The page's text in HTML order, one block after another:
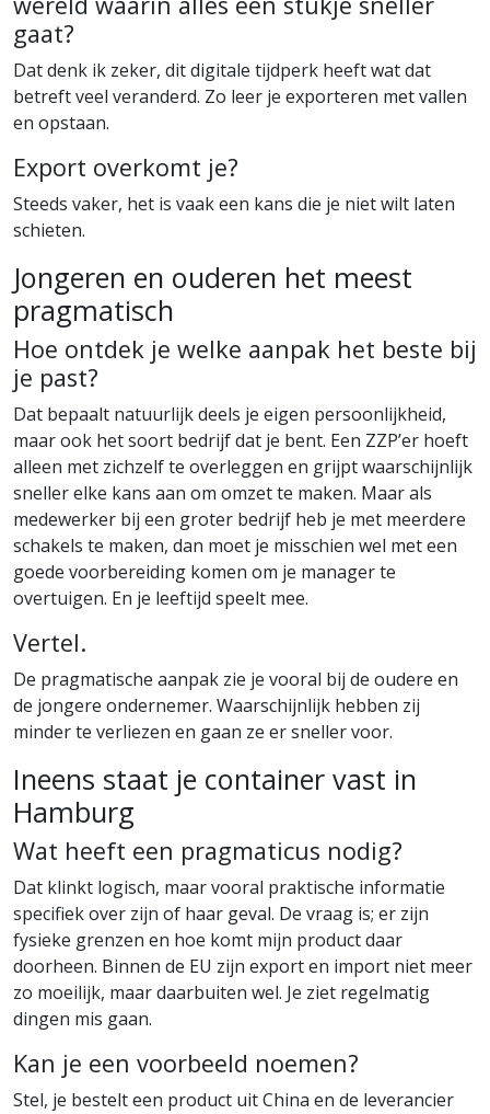
gaat?
Dat denk ik zeker, dit digitale tijdperk heeft wat dat
betreft veel veranderd. Zo leer je exporteren met vallen
en opstaan.
Export overkomt je?
Steeds vaker, het is vaak een kans die je niet wilt laten
schieten.
Jongeren en ouderen het meest
pragmatisch
Hoe ontdek je welke aanpak het beste bij
je past?
Dat bepaalt natuurlijk deels je eigen persoonlijkheid,
maar ook het soort bedrijf dat je bent. Een ZZP’er hoeft
alleen met zichzelf te overleggen en grijpt waarschijnlijk
sneller elke kans aan om omzet te maken. Maar als
medewerker bij een groter bedrijf heb je met meerdere
schakels te maken, dan moet je misschien wel met een
goede voorbereiding komen om je manager te
overtuigen. En je leeftijd speelt mee.
Vertel.
De pragmatische aanpak zie je vooral bij de oudere en
de jongere ondernemer. Waarschijnlijk hebben zij
minder te verliezen en gaan ze er sneller voor.
Ineens staat je container vast in
Hamburg
Wat heeft een pragmaticus nodig?
Dat klinkt logisch, maar vooral praktische informatie
specifiek over zijn of haar geval. De vraag is; er zijn
fysieke grenzen en hoe komt mijn product daar
doorheen. Binnen de EU zijn export en import niet meer
zo moeilijk, maar daarbuiten wel. Je ziet regelmatig
dingen mis gaan.
Kan je een voorbeeld noemen?
Stel, je bestelt een product uit China en de leverancier